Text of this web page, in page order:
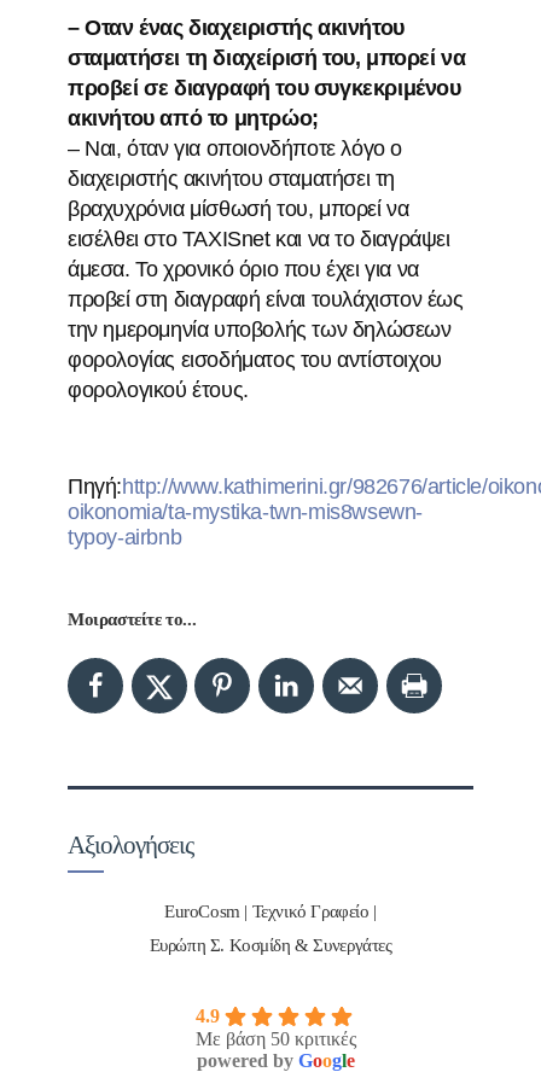
– Οταν ένας διαχειριστής ακινήτου
σταματήσει τη διαχείρισή του, μπορεί να
προβεί σε διαγραφή του συγκεκριμένου
ακινήτου από το μητρώο;
– Ναι, όταν για οποιονδήποτε λόγο ο
διαχειριστής ακινήτου σταματήσει τη
βραχυχρόνια μίσθωσή του, μπορεί να
εισέλθει στο TAXISnet και να το διαγράψει
άμεσα. Το χρονικό όριο που έχει για να
προβεί στη διαγραφή είναι τουλάχιστον έως
την ημερομηνία υποβολής των δηλώσεων
φορολογίας εισοδήματος του αντίστοιχου
φορολογικού έτους.
Πηγή:http://www.kathimerini.gr/982676/article/
oikonomia/ta-mystika-twn-mis8wsewn-
typoy-airbnb
Μοιραστείτε το...
Αξιολογήσεις
EuroCosm | Τεχνικό Γραφείο |
Ευρώπη Σ. Κοσμίδη & Συνεργάτες
4.9
Με βάση 50 κριτικές
powered by Google